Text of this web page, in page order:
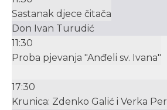
Sastanak djece čitača
Don Ivan Turudić
11:30
Proba pjevanja "Anđeli sv. Ivana"
17:30
Krunica: Zdenko Galić i Verka